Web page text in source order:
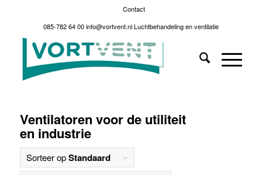
Contact
085-782 64 00info@vortvent.nlLuchtbehandeling en ventilatie
Ventilatoren voor de utiliteit
en industrie
Sorteer opStandaard